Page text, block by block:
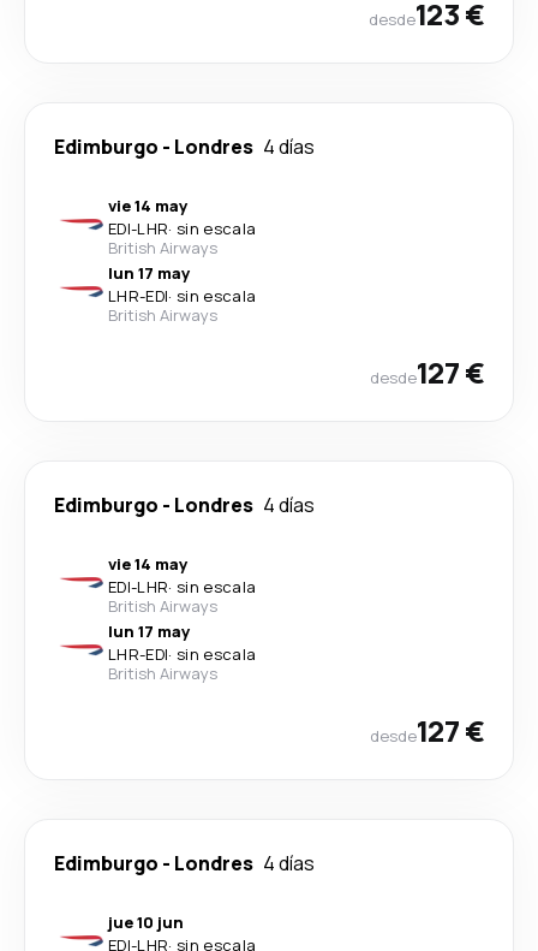
desde123 €
Edimburgo - Londres 4 días
vie 14 may
EDI-LHR· sin escala
British Airways
lun 17 may
LHR-EDI· sin escala
British Airways
desde127 €
Edimburgo - Londres 4 días
vie 14 may
EDI-LHR· sin escala
British Airways
lun 17 may
LHR-EDI· sin escala
British Airways
desde127 €
Edimburgo - Londres 4 días
jue 10 jun
EDI-LHR· sin escala